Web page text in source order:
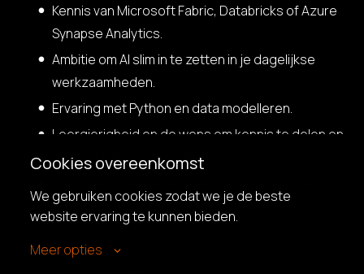
Cookies overeenkomst
We gebruiken cookies zodat we je de beste
website ervaring te kunnen bieden.
Meer opties
Kennis van Microsoft Fabric, Databricks of Azure
Synapse Analytics.
Ambitie om AI slim in te zetten in je dagelijkse
werkzaamheden.
Ervaring met Python en data modelleren.
Leergierigheid en de wens om kennis te delen en
oplossingen te optimaliseren.
in woord en geschrift is een vereiste